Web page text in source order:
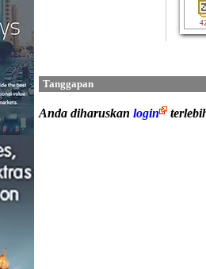
Tanggapan
Anda diharuskan login